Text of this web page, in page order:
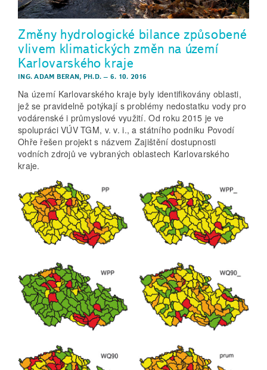
Změny hydrologické bilance způsobené
vlivem klimatických změn na území
Karlovarského kraje
ING. ADAM BERAN, PH.D. –6. 10. 2016
Na území Karlovarského kraje byly identifikovány oblasti,
jež se pravidelně potýkají s problémy nedostatku vody pro
vodárenské i průmyslové využití. Od roku 2015 je ve
spolupráci VÚV TGM, v. v. i., a státního podniku Povodí
Ohře řešen projekt s názvem Zajištění dostupnosti
vodních zdrojů ve vybraných oblastech Karlovarského
kraje.